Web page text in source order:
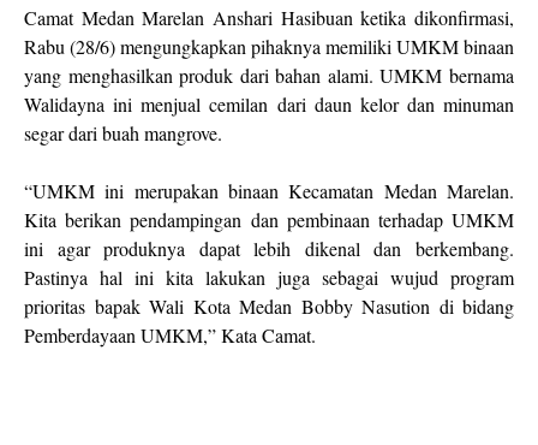
Camat Medan Marelan Anshari Hasibuan ketika dikonfirmasi,
Rabu (28/6) mengungkapkan pihaknya memiliki UMKM binaan
yang menghasilkan produk dari bahan alami. UMKM bernama
Walidayna ini menjual cemilan dari daun kelor dan minuman
segar dari buah mangrove.
“UMKM ini merupakan binaan Kecamatan Medan Marelan.
Kita berikan pendampingan dan pembinaan terhadap UMKM
ini agar produknya dapat lebih dikenal dan berkembang.
Pastinya hal ini kita lakukan juga sebagai wujud program
prioritas bapak Wali Kota Medan Bobby Nasution di bidang
Pemberdayaan UMKM,” Kata Camat.